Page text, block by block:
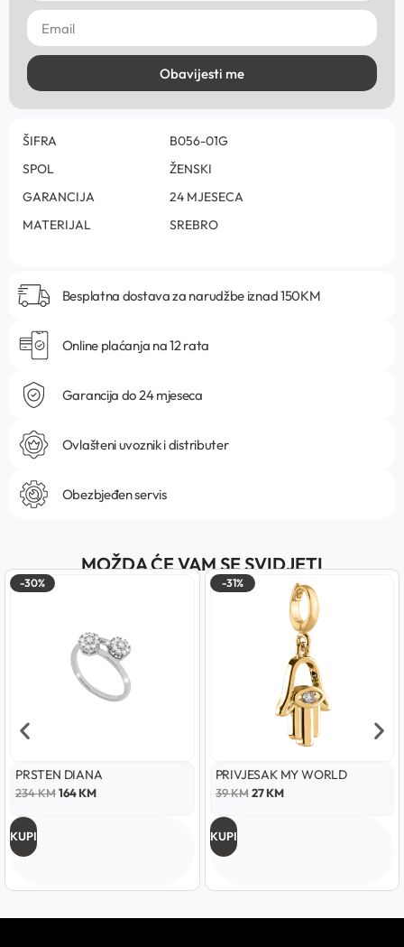
Obavijesti me
ŠIFRA
B056-01G
SPOL
ŽENSKI
GARANCIJA
24 MJESECA
MATERIJAL
SREBRO
Besplatna dostava za narudžbe iznad 150KM
Online plaćanja na 12 rata
Garancija do 24 mjeseca
Ovlašteni uvoznik i distributer
Obezbjeđen servis
MOŽDA ĆE VAM SE SVIDJETI
-30%
PRSTEN DIANA
234KM164KM
KUPI
-31%
PRIVJESAK MY WORLD
39KM 27KM
KUPI